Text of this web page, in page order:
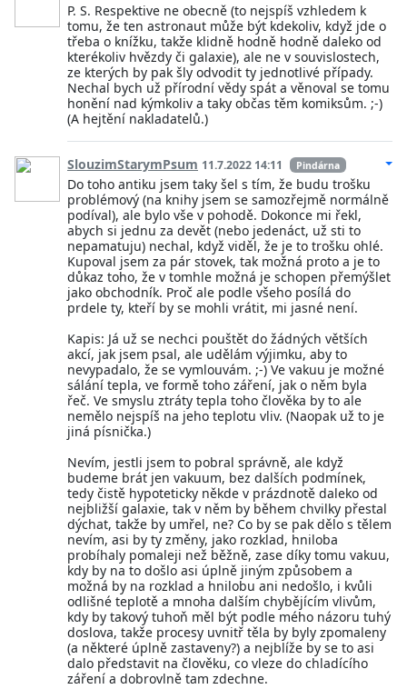
P. S. Respektive ne obecně (to nejspíš vzhledem k
tomu, že ten astronaut může být kdekoliv, když jde o
třeba o knížku, takže klidně hodně hodně daleko od
kterékoliv hvězdy či galaxie), ale ne v souvislostech,
ze kterých by pak šly odvodit ty jednotlivé případy.
Nechal bych už přírodní vědy spát a věnoval se tomu
honění nad kýmkoliv a taky občas těm komiksům. ;-)
(A hejtění nakladatelů.)
SlouzimStarymPsum 11.7.2022 14:11 Pindárna
Do toho antiku jsem taky šel s tím, že budu trošku
problémový (na knihy jsem se samozřejmě normálně
podíval), ale bylo vše v pohodě. Dokonce mi řekl,
abych si jednu za devět (nebo jedenáct, už sti to
nepamatuju) nechal, když viděl, že je to trošku ohlé.
Kupoval jsem za pár stovek, tak možná proto a je to
důkaz toho, že v tomhle možná je schopen přemýšlet
jako obchodník. Proč ale podle všeho posílá do
prdele ty, kteří by se mohli vrátit, mi jasné není.
Kapis: Já už se nechci pouštět do žádných větších
akcí, jak jsem psal, ale udělám výjimku, aby to
nevypadalo, že se vymlouvám. ;-) Ve vakuu je možné
sálání tepla, ve formě toho záření, jak o něm byla
řeč. Ve smyslu ztráty tepla toho člověka by to ale
nemělo nejspíš na jeho teplotu vliv. (Naopak už to je
jiná písnička.)
Nevím, jestli jsem to pobral správně, ale když
budeme brát jen vakuum, bez dalších podmínek,
tedy čistě hypoteticky někde v prázdnotě daleko od
nejbližší galaxie, tak v něm by během chvilky přestal
dýchat, takže by umřel, ne? Co by se pak dělo s tělem
nevím, asi by ty změny, jako rozklad, hniloba
probíhaly pomaleji než běžně, zase díky tomu vakuu,
kdy by na to došlo asi úplně jiným způsobem a
možná by na rozklad a hnilobu ani nedošlo, i kvůli
odlišné teplotě a mnoha dalším chybějícím vlivům,
kdy by takový tuhoň měl být podle mého názoru tuhý
doslova, takže procesy uvnitř těla by byly zpomaleny
(a některé úplně zastaveny?) a nejblíže by se to asi
dalo představit na člověku, co vleze do chladícího
záření a dobrovlně tam zdechne.